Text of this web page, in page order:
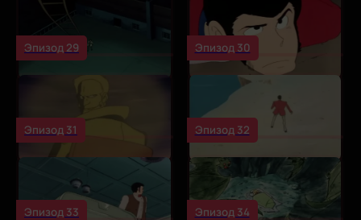
Эпизод 29 Эпизод 30
Эпизод 31 Эпизод 32
Эпизод 33 Эпизод 34